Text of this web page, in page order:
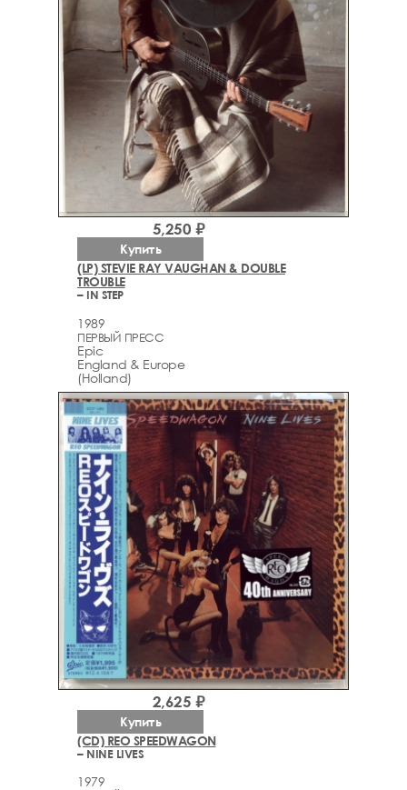
(LP) STEVIE RAY VAUGHAN & DOUBLE
TROUBLE
– IN STEP
1989
ПЕРВЫЙ ПРЕСС
Epic
England & Europe
(Holland)
5,250 ₽
Купить
(CD) REO SPEEDWAGON
– NINE LIVES
1979
2,625 ₽
Купить